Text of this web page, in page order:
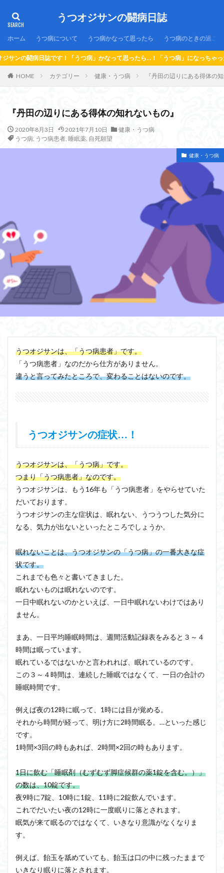
うつオジサンの闘病日誌
ホーム うつ病について うつ病かなって思ったら うつ病のときの過ご
うつ病」かなって思ったら…！「うつ病」になっちゃったら…！「うつオジサン
HOME カテゴリー 健康・うつ病 『丹田の辺りにある得体の
『丹田の辺りにある得体の知れないもの』
2020年8月3日 2021年7月10日
健康・うつ病
うつ病, うつ病患者, 睡眠薬, 自死願望
健康・うつ病
うつオジサンは、「うつ病患者」です。
「うつ病患者」なのだから仕方がありません。
違うと言ってみたところで、変わることはないのです。
うつオジサンの症状…！
うつオジサンは、「うつ病」です。
つまり「うつ病患者」なのです。
うつオジサンは、もう16年も「うつ病患者」をやらせていた
だいております。
うつオジサンの主な症状は、眠れない、うつうつした気分に
なる、気力が出ないといったところでしょうか。
眠れないことは、うつオジサンの「うつ病」の一番大きな症
状です。
これまでも色々と書いてきました。
眠れないものは眠れないのです。
一日中眠れないのかといえば、一日中眠れないわけではあり
ません。
まあ、一日平均睡眠時間は、週間活動記録表をみると３～４
時間は眠っています。
眠れているではないかと言われれば、眠れているのです。
この３～４時間は、連続した睡眠ではなくて、一日の合計の
睡眠時間です。
例えば夜の12時に眠って、1時には目が覚める。
それから時間が経って、明け方に2時間眠る。…といった感じ
です。
1時間×3回の時もあれば、2時間×2回の時もあります。
1日に飲む「睡眠剤（むずむず脚症候群の薬1錠を含む。）」
の数は、10錠です。
夜9時に7錠、10時に1錠、11時に2錠飲んでいます。
これでだいたい夜の12時に一度眠りに落とされます。
眠気が来て眠るのではなくて、いきなり意識がなくなりま
す。
例えば、飴玉を舐めていても、飴玉は口の中に残ったままで
いきなり眠りに落とされます。